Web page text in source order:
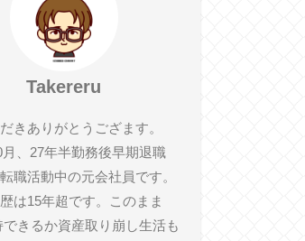
Takereru
きありがとうござます。
月、27年半勤務後早期退職
職活動中の元会社員です。
は15年超です。このまま
できるか資産取り崩し生活も